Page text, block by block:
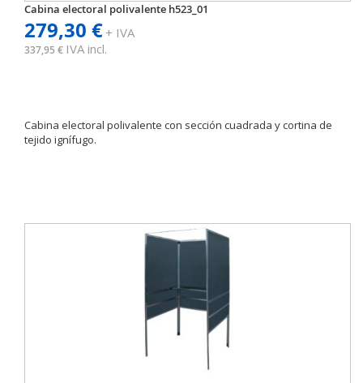
Cabina electoral polivalente h523_01
279,30 €+ IVA
337,95 € IVA incl.
Cabina electoral polivalente con sección cuadrada y cortina de
tejido ignífugo.